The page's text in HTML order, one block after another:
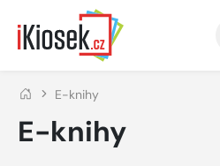
Přejít na hlavní obsah
E-knihy
E-knihy